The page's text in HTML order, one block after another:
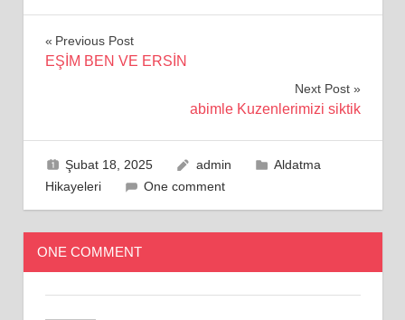
Yazı
Previous Post
EŞİM BEN VE ERSİN
Next Post
abimle Kuzenlerimizi siktik
Şubat 18, 2025 admin
Aldatma
Hikayeleri
One comment
ONE COMMENT